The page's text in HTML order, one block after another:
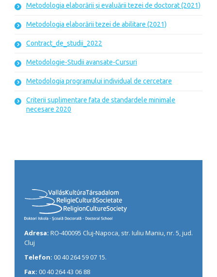
Metodologia elaborării și evaluării tezei de doctorat (2021)
Metodologia elaborării tezei de abilitare (2021)
Contract_de_studii_2022
Metodologie-Studii avansate-Cursuri
Metodologia programului individual de cercetare
Criterii suplimentare fata de standardele minimale
necesare 2020
Adresa: RO-400095 Cluj-Napoca, str. Iuliu Maniu, nr. 5, jud.
Cluj
Telefon: 00 40 264 59 07 15.
Fax: 00 40 264 43 06 88